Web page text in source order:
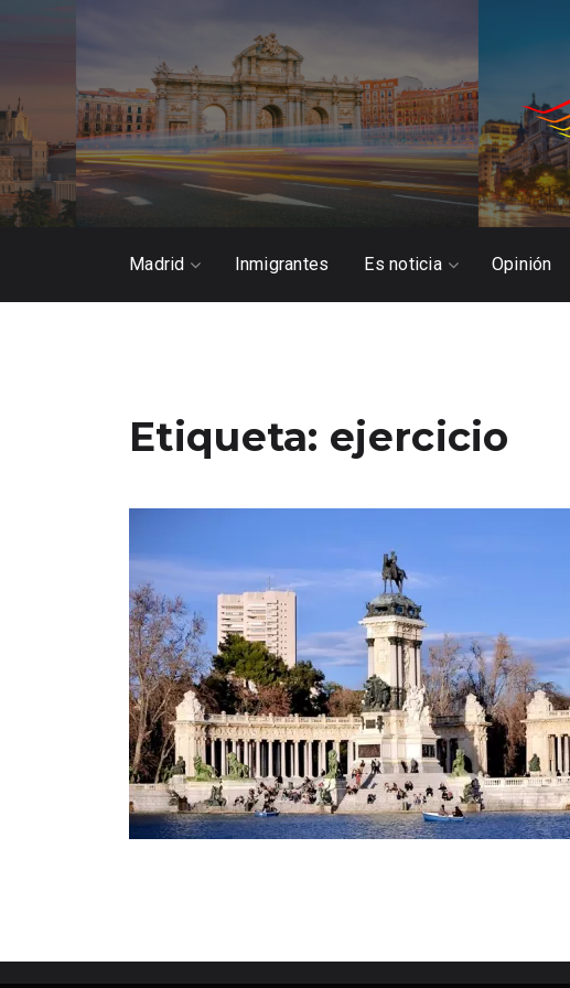
Madrid Inmigrantes Es noticia Opinión
Etiqueta: ejercicio